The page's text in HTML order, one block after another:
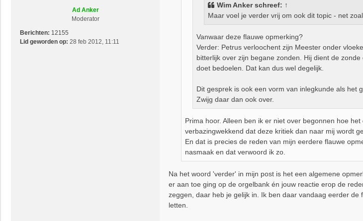
Ad Anker
Moderator
Berichten: 12155
Lid geworden op: 28 feb 2012, 11:11
Wim Ankerschreef: ↑
Maar voel je verder vrij om ook dit topic - net
Vanwaar deze flauwe opmerking?
Verder: Petrus verloochent zijn Meester onder
bitterlijk over zijn begane zonden. Hij dient de
doet bedoelen. Dat kan dus wel degelijk.
Dit gesprek is ook een vorm van inlegkunde als het
Zwijg daar dan ook over.
Prima hoor. Alleen ben ik er niet over begonnen hoe
verbazingwekkend dat deze kritiek dan naar mij wordt
En dat is precies de reden van mijn eerdere flauwe
nasmaak en dat verwoord ik zo.
Na het woord 'verder' in mijn post is het een algemene
er aan toe ging op de orgelbank én jouw reactie erop de
zeggen, daar heb je gelijk in. Ik ben daar vandaag eerder
letten.